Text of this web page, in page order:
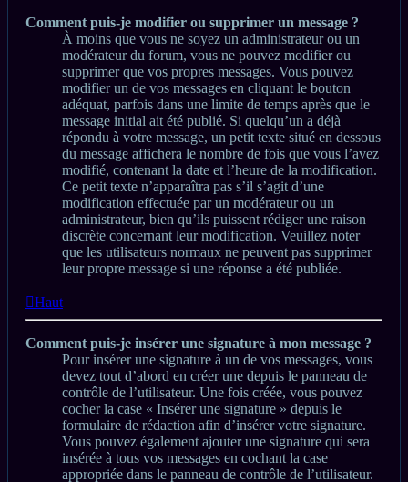
Comment puis-je modifier ou supprimer un message ?
À moins que vous ne soyez un administrateur ou un
modérateur du forum, vous ne pouvez modifier ou
supprimer que vos propres messages. Vous pouvez
modifier un de vos messages en cliquant le bouton
adéquat, parfois dans une limite de temps après que le
message initial ait été publié. Si quelqu’un a déjà
répondu à votre message, un petit texte situé en dessous
du message affichera le nombre de fois que vous l’avez
modifié, contenant la date et l’heure de la modification.
Ce petit texte n’apparaîtra pas s’il s’agit d’une
modification effectuée par un modérateur ou un
administrateur, bien qu’ils puissent rédiger une raison
discrète concernant leur modification. Veuillez noter
que les utilisateurs normaux ne peuvent pas supprimer
leur propre message si une réponse a été publiée.
Haut
Comment puis-je insérer une signature à mon message ?
Pour insérer une signature à un de vos messages, vous
devez tout d’abord en créer une depuis le panneau de
contrôle de l’utilisateur. Une fois créée, vous pouvez
cocher la case « Insérer une signature » depuis le
formulaire de rédaction afin d’insérer votre signature.
Vous pouvez également ajouter une signature qui sera
insérée à tous vos messages en cochant la case
appropriée dans le panneau de contrôle de l’utilisateur.